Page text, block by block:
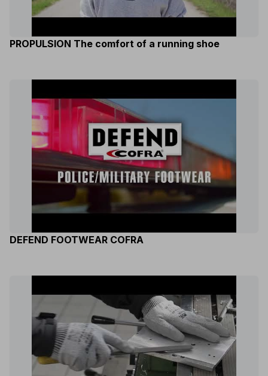
PROPULSION The comfort of a running shoe
DEFEND FOOTWEAR COFRA